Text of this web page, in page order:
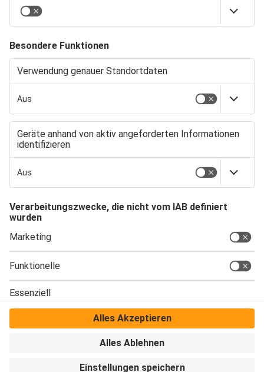
ZWISCHEN PFLICHT UND
PERSPEKTIVE: NACHHALTIGKEIT
STRATEGISCH DENKEN
Impressum
Datenschutz